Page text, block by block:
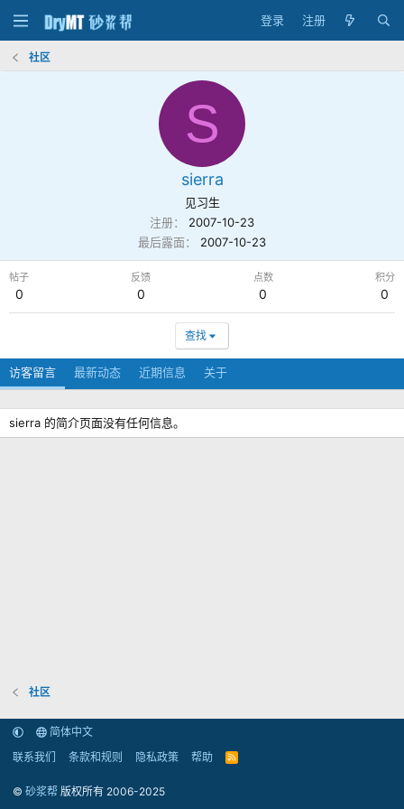
登录 注册
社区
S
sierra
见习生
注册
2007-10-23
最后露面
2007-10-23
帖子
0
反馈
0
点数
0
积分
0
查找
访客留言 最新动态 近期信息 关于
sierra 的简介页面没有任何信息。
社区
简体中文
联系我们
条款和规则 隐私政策 帮助
R
© 砂浆帮 版权所有 2006-2025